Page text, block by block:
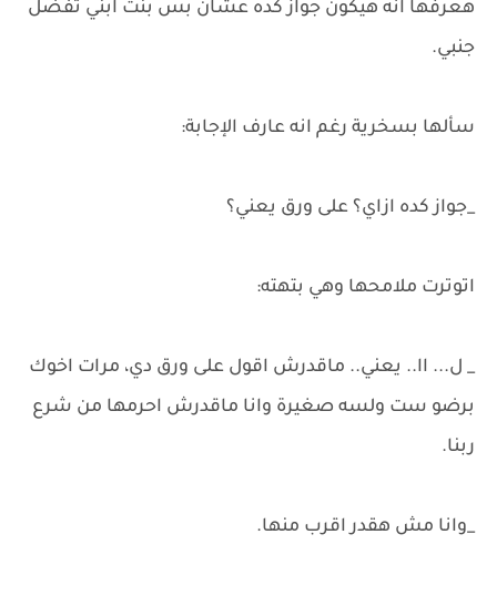
هعرفها انه هيكون جواز كده عشان بس بنت ابني تفضل
جنبي.
سألها بسخرية رغم انه عارف الإجابة:
_جواز كده ازاي؟ على ورق يعني؟
اتوترت ملامحها وهي بتهته:
_ ل... اا.. يعني.. ماقدرش اقول على ورق دي، مرات اخوك
برضو ست ولسه صغيرة وانا ماقدرش احرمها من شرع
ربنا.
_وانا مش هقدر اقرب منها.